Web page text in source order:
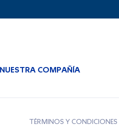
NUESTRA COMPAÑÍA
TÉRMINOS Y CONDICIONES